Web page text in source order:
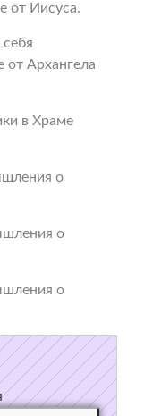
от Иисуса.
от Архангела
в Храме
о
о
о